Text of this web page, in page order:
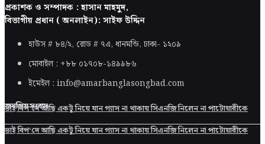
প্রকাশক ও সম্পাদক : হাসান মাহমুদ,
বিভাগীয় প্রধান ( অনলাইন): সাইফ উদ্দিন
হাউস # ৮৪/২, রোড # ৭এ, ধানমন্ডি, ঢাকা- ১২০৯
মোবাইল : +৮৮ ০১৭০৮-১৪৯৯৮৬
ইমেইল : info@amarbanglasongbad.com
জনপ্রিয় সংবাদ
ভাই বিপ‘দে আছি একটু নিয়ে যান গ্যাস না থাকায় সিএনজি নিলেন না পাটোয়ারীকে
ভাই বিপ‘দে আছি একটু নিয়ে যান গ্যাস না থাকায় সিএনজি নিলেন না পাটোয়ারীকে